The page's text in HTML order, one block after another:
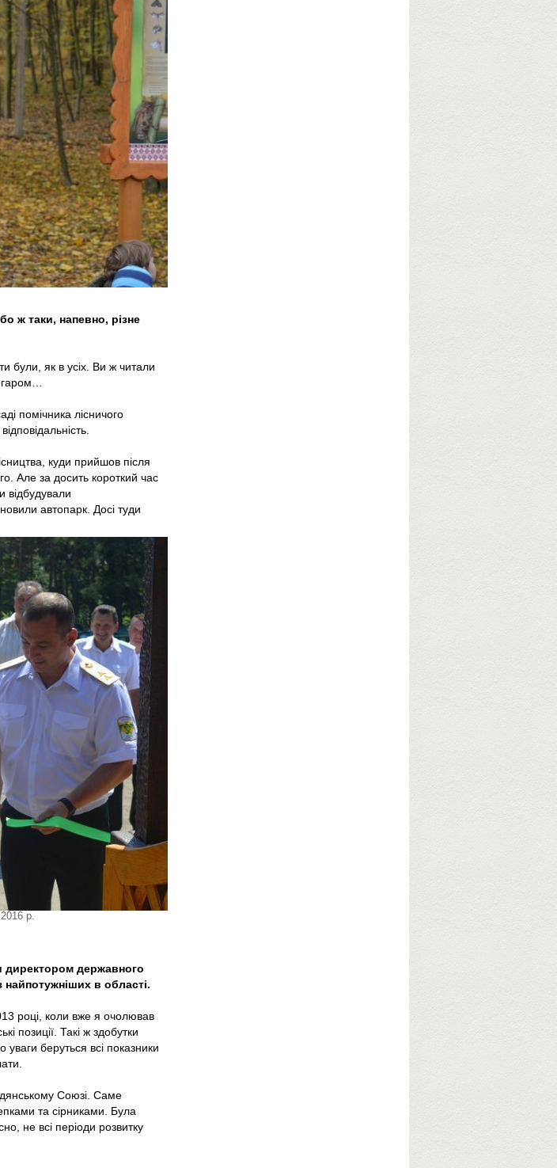
ж таки, напевно, різне
були, як в усіх. Ви ж читали
помічника лісничого
куди прийшов після
Але за досить короткий час
відбудували
автопарк. Досі туди
р.
директором державного
найпотужніших в області.
році, коли вже я очолював
позиції. Такі ж здобутки
беруться всі показники
Союзі. Саме
та сірниками. Була
не всі періоди розвитку